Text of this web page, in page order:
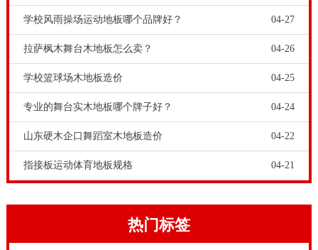
学校风雨操场运动地板哪个品牌好？ 04-27
拉萨枫木舞台木地板怎么卖？ 04-26
学校篮球场木地板造价 04-25
专业的舞台实木地板哪个牌子好？ 04-24
山东硬木企口舞蹈室木地板造价 04-22
指接板运动体育地板规格 04-21
热门标签